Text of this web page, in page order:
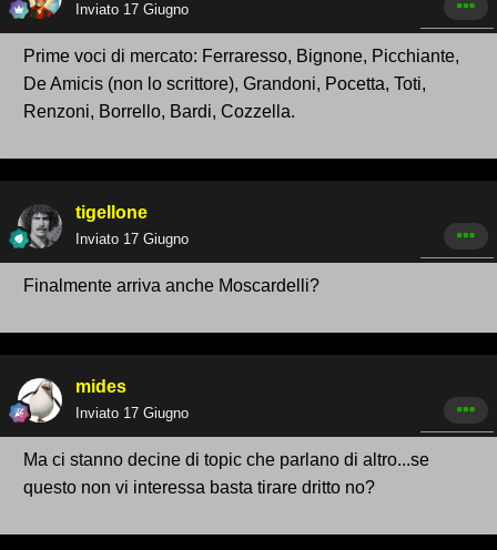
Inviato 17 Giugno
Prime voci di mercato: Ferraresso, Bignone, Picchiante,
De Amicis (non lo scrittore), Grandoni, Pocetta, Toti,
Renzoni, Borrello, Bardi, Cozzella.
tigellone
Inviato 17 Giugno
Finalmente arriva anche Moscardelli?
mides
Inviato 17 Giugno
Ma ci stanno decine di topic che parlano di altro...se
questo non vi interessa basta tirare dritto no?